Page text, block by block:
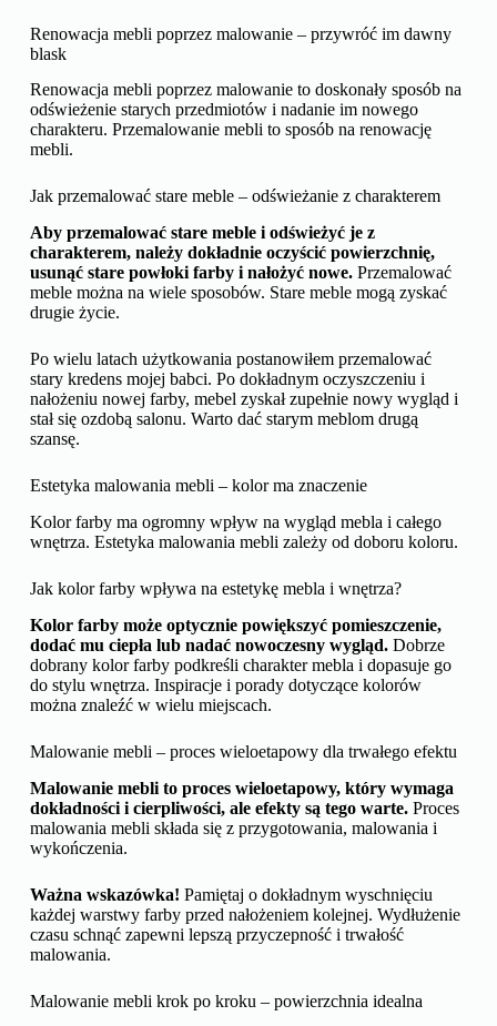
Renowacja mebli poprzez malowanie – przywróć im dawny
blask
Renowacja mebli poprzez malowanie to doskonały sposób na
odświeżenie starych przedmiotów i nadanie im nowego
charakteru. Przemalowanie mebli to sposób na renowację
mebli.
Jak przemalować stare meble – odświeżanie z charakterem
Aby przemalować stare meble i odświeżyć je z
charakterem, należy dokładnie oczyścić powierzchnię,
usunąć stare powłoki farby i nałożyć nowe.Przemalować
meble można na wiele sposobów. Stare meble mogą zyskać
drugie życie.
Po wielu latach użytkowania postanowiłem przemalować
stary kredens mojej babci. Po dokładnym oczyszczeniu i
nałożeniu nowej farby, mebel zyskał zupełnie nowy wygląd i
stał się ozdobą salonu. Warto dać starym meblom drugą
szansę.
Estetyka malowania mebli – kolor ma znaczenie
Kolor farby ma ogromny wpływ na wygląd mebla i całego
wnętrza. Estetyka malowania mebli zależy od doboru koloru.
Jak kolor farby wpływa na estetykę mebla i wnętrza?
Kolor farby może optycznie powiększyć pomieszczenie,
dodać mu ciepła lub nadać nowoczesny wygląd.Dobrze
dobrany kolor farby podkreśli charakter mebla i dopasuje go
do stylu wnętrza. Inspiracje i porady dotyczące kolorów
można znaleźć w wielu miejscach.
Malowanie mebli – proces wieloetapowy dla trwałego efektu
Malowanie mebli to proces wieloetapowy, który wymaga
dokładności i cierpliwości, ale efekty są tego warte.Proces
malowania mebli składa się z przygotowania, malowania i
wykończenia.
Ważna wskazówka! Pamiętaj o dokładnym wyschnięciu
każdej warstwy farby przed nałożeniem kolejnej. Wydłużenie
czasu schnąć zapewni lepszą przyczepność i trwałość
malowania.
Malowanie mebli krok po kroku – powierzchnia idealna